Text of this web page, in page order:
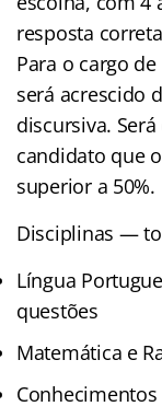
resposta
Para o cargo
será acrescido
discursiva.
candidato que
superior a 50%.
Disciplinas —
Língua
questões
Matemática e